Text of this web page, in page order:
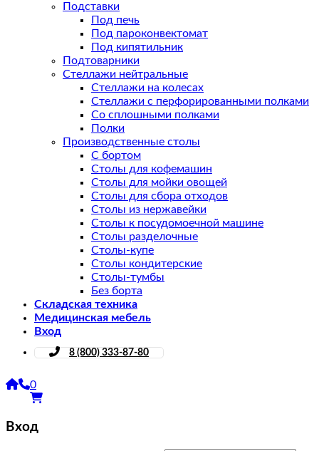
Подставки
Под печь
Под пароконвектомат
Под кипятильник
Подтоварники
Стеллажи нейтральные
Стеллажи на колесах
Стеллажи с перфорированными полками
Со сплошными полками
Полки
Производственные столы
С бортом
Столы для кофемашин
Столы для мойки овощей
Столы для сбора отходов
Столы из нержавейки
Столы к посудомоечной машине
Столы разделочные
Столы-купе
Столы кондитерские
Столы-тумбы
Без борта
Складская техника
Медицинская мебель
Вход
8 (800) 333-87-80
0
Вход